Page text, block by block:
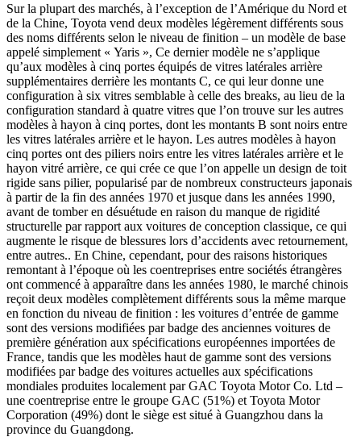
Sur la plupart des marchés, à l’exception de l’Amérique du Nord et
de la Chine, Toyota vend deux modèles légèrement différents sous
des noms différents selon le niveau de finition – un modèle de base
appelé simplement « Yaris », Ce dernier modèle ne s’applique
qu’aux modèles à cinq portes équipés de vitres latérales arrière
supplémentaires derrière les montants C, ce qui leur donne une
configuration à six vitres semblable à celle des breaks, au lieu de la
configuration standard à quatre vitres que l’on trouve sur les autres
modèles à hayon à cinq portes, dont les montants B sont noirs entre
les vitres latérales arrière et le hayon. Les autres modèles à hayon
cinq portes ont des piliers noirs entre les vitres latérales arrière et le
hayon vitré arrière, ce qui crée ce que l’on appelle un design de toit
rigide sans pilier, popularisé par de nombreux constructeurs japonais
à partir de la fin des années 1970 et jusque dans les années 1990,
avant de tomber en désuétude en raison du manque de rigidité
structurelle par rapport aux voitures de conception classique, ce qui
augmente le risque de blessures lors d’accidents avec retournement,
entre autres.. En Chine, cependant, pour des raisons historiques
remontant à l’époque où les coentreprises entre sociétés étrangères
ont commencé à apparaître dans les années 1980, le marché chinois
reçoit deux modèles complètement différents sous la même marque
en fonction du niveau de finition : les voitures d’entrée de gamme
sont des versions modifiées par badge des anciennes voitures de
première génération aux spécifications européennes importées de
France, tandis que les modèles haut de gamme sont des versions
modifiées par badge des voitures actuelles aux spécifications
mondiales produites localement par GAC Toyota Motor Co. Ltd –
une coentreprise entre le groupe GAC (51%) et Toyota Motor
Corporation (49%) dont le siège est situé à Guangzhou dans la
province du Guangdong.